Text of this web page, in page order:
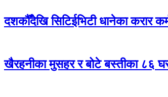
दशकौँदेखि सिटिईभिटी धानेका करार
खैरहनीका मुसहर र बोटे बस्तीका ८६